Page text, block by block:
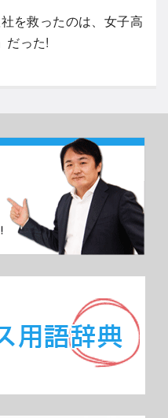
を救ったのは、女子高
だった!